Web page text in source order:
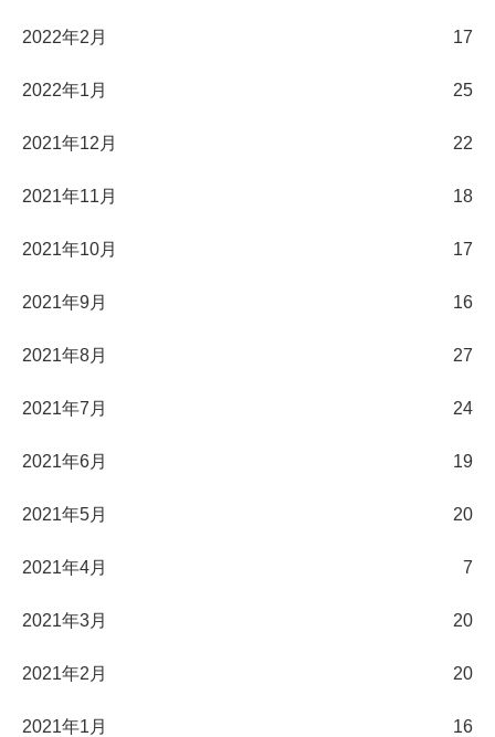
2022年2月 17
2022年1月 25
2021年12月 22
2021年11月 18
2021年10月 17
2021年9月 16
2021年8月 27
2021年7月 24
2021年6月 19
2021年5月 20
2021年4月 7
2021年3月 20
2021年2月 20
2021年1月 16